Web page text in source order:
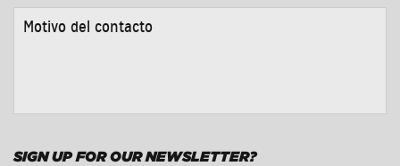
DEL
SIGN UP FOR OUR NEWSLETTER?